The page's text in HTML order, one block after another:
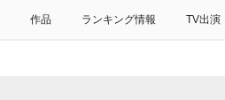
作品 ランキング情報 TV出演